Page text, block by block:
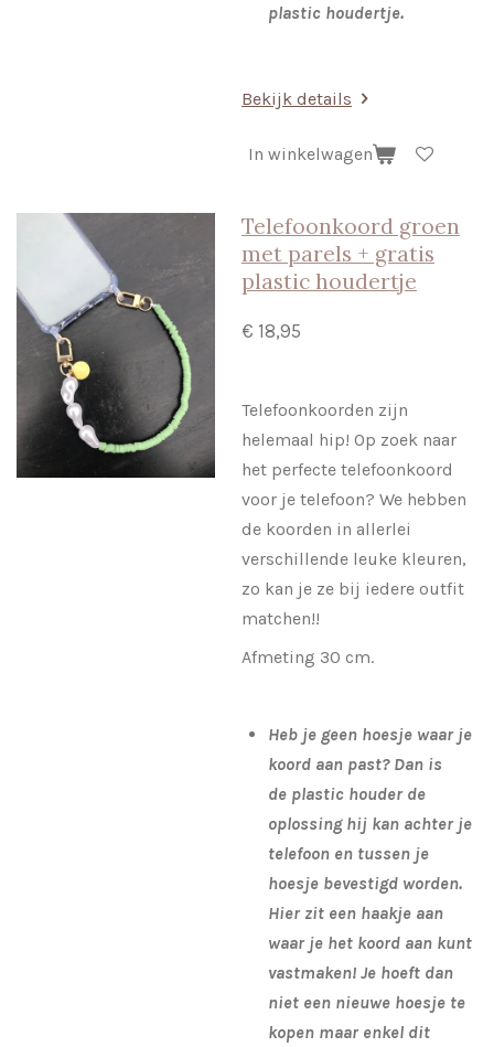
plastic houdertje.
Bekijk details
In winkelwagen
Telefoonkoord groen
met parels + gratis
plastic houdertje
€ 18,95
Telefoonkoorden zijn
helemaal hip! Op zoek naar
het perfecte telefoonkoord
voor je telefoon? We hebben
de koorden in allerlei
verschillende leuke kleuren,
zo kan je ze bij iedere outfit
matchen!!
Afmeting 30 cm.
Heb je geen hoesje waar je
koord aan past? Dan is
de plastic houder de
oplossing hij kan achter je
telefoon en tussen je
hoesje bevestigd worden.
Hier zit een haakje aan
waar je het koord aan kunt
vastmaken! Je hoeft dan
niet een nieuwe hoesje te
kopen maar enkel dit